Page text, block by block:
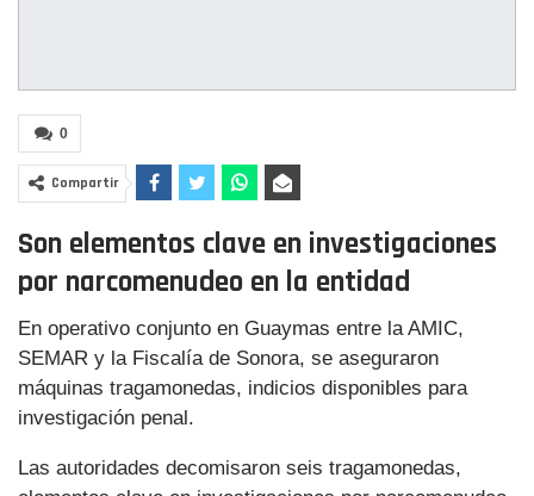
0
Compartir
Son elementos clave en investigaciones
por narcomenudeo en la entidad
En operativo conjunto en Guaymas entre la AMIC,
SEMAR y la Fiscalía de Sonora, se aseguraron
máquinas tragamonedas, indicios disponibles para
investigación penal.
Las autoridades decomisaron seis tragamonedas,